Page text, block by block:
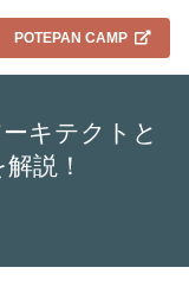
POTEPAN CAMP
キテクトと
説！